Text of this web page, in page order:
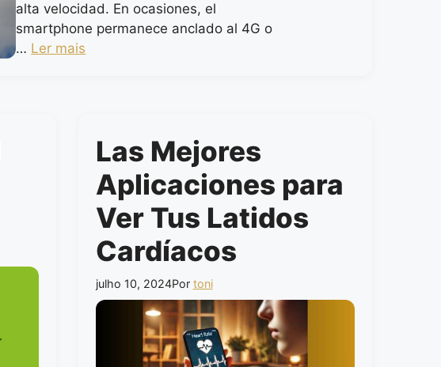
alta velocidad. En ocasiones, el
smartphone permanece anclado al 4G o
… Ler mais
Las Mejores
Aplicaciones para
Ver Tus Latidos
Cardíacos
julho 10, 2024Por toni